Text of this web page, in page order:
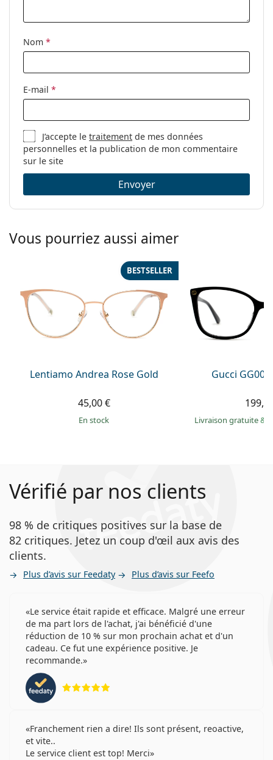
Étui:
Oui
Sexe:
Pour femmes
Catégorie:
Lunettes de vue
Marque:
Vogue
Code:
Nom *
E-mail *
J’accepte letraitement de mes données
personnelles et la publication de mon commentaire
sur le site
Envoyer
Vous pourriez aussi aimer
Lentiamo Andrea Rose Gold
BESTSELLER
45,00 €
en stock
Gucci
Livraison gratuite&
Vérifié par nos clients
98 % de critiques positives sur la base de
82 critiques. Jetez un coup d'œil aux avis des
clients.
Plus d’avis sur Feedaty Plus d’avis sur Feefo
Le service était rapide et efficace. Malgré une erreur
de ma part lors de l'achat, j'ai bénéficié d'une
réduction de 10 % sur mon prochain achat et d'un
cadeau. Ce fut une expérience positive. Je
recommande.
Franchement rien a dire! Ils sont présent, reoactive,
et vite..
Le service client est top! Merci